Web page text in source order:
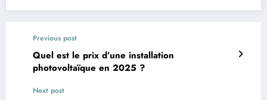
Previous post
Quel est le prix d’une installation
photovoltaïque en 2025 ?
Next post